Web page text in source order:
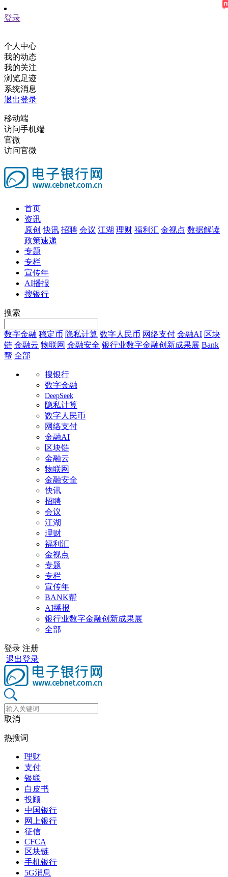
登录
个人中心
我的动态
我的关注
浏览足迹
系统消息
退出登录
移动端
访问手机端
官微
访问官微
首页
资讯
原创 快讯 招聘 会议 江湖 理财 福利汇 金视点 数据解读
政策速递
专题
专栏
宣传年
AI播报
搜银行
搜索
数字金融 稳定币 隐私计算 数字人民币 网络支付 金融AI 区块
链 金融云 物联网 金融安全 银行业数字金融创新成果展 Bank
帮 全部
搜银行
数字金融
DeepSeek
隐私计算
数字人民币
网络支付
金融AI
区块链
金融云
物联网
金融安全
快讯
招聘
会议
江湖
理财
福利汇
金视点
专题
专栏
宣传年
BANK帮
AI播报
银行业数字金融创新成果展
全部
登录 注册
退出登录
取消
热搜词
理财
支付
银联
白皮书
投顾
中国银行
网上银行
征信
CFCA
区块链
手机银行
5G消息